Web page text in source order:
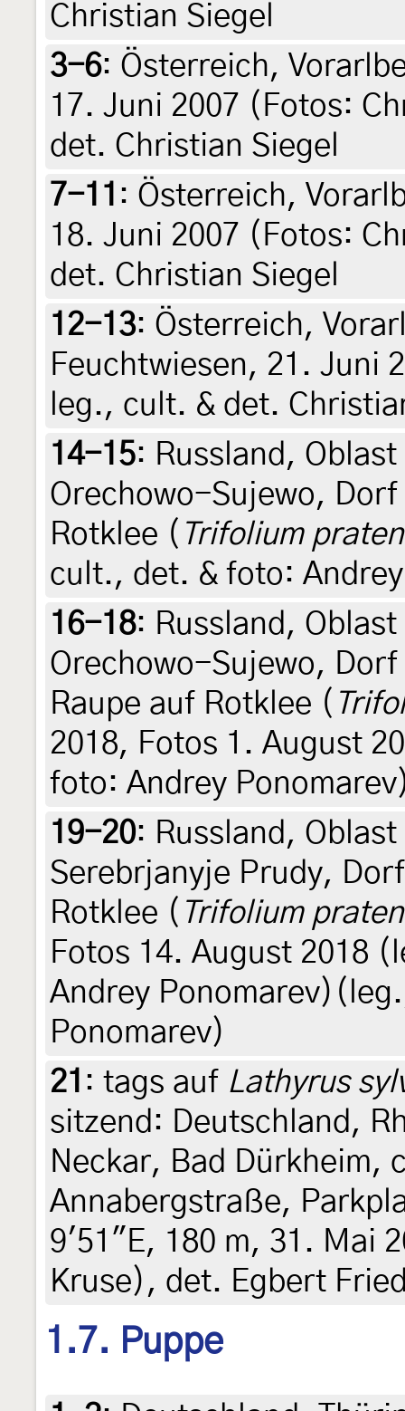
Christian Siegel
3-6: Österreich,
17. Juni 2007 (Fotos:
det. Christian Siegel
7-11 : Österreich,
18. Juni 2007 (Fotos:
det. Christian Siegel
12-13: Österreich,
Feuchtwiesen, 21. Juni
leg., cult. & det.
14-15: Russland,
Orechowo-Sujewo,
Rotklee ( Trifolium
cult., det. & foto:
16-18: Russland,
Orechowo-Sujewo,
Raupe auf Rotklee (
2018, Fotos 1. August
foto: Andrey
19-20: Russland,
Serebrjanyje Prudy,
Rotklee ( Trifolium
Fotos 14. August 2018
Andrey
Ponomarev)
21 : tags auf Lathyrus
sitzend: Deutschland,
Neckar, Bad Dürkheim,
Annabergstraße,
9'51"E, 180 m, 31. Mai
Kruse), det. Egbert
1.7. Puppe